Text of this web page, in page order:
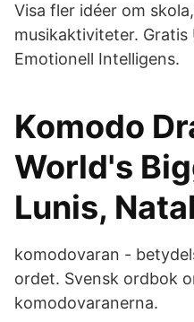
Visa fler idéer om
musikaktiviteter.
Emotionell Intelligens.
Komodo
World's
Lunis,
komodovaran -
ordet. Svensk ordbok
komodovaranerna.